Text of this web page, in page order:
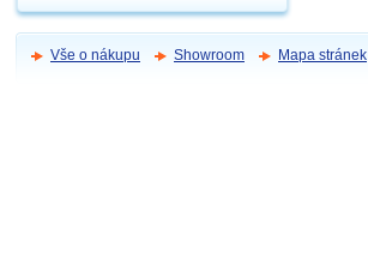
Vše o nákupu Showroom Mapa stránek